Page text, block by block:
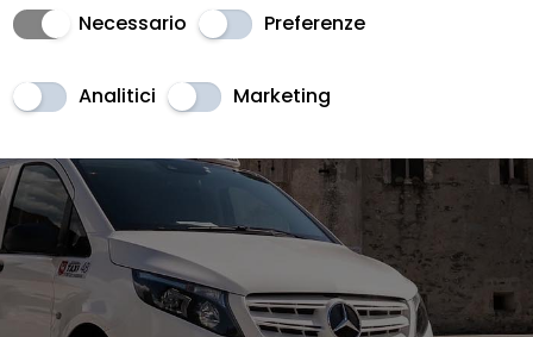
Gite ad eventi o
ristoranti in Alto Adige
Necessario Preferenze
Analitici Marketing